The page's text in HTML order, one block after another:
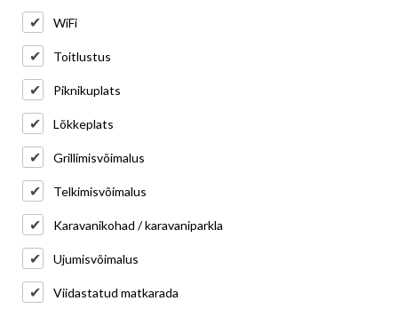
WiFi
Toitlustus
Piknikuplats
Lõkkeplats
Grillimisvõimalus
Telkimisvõimalus
Karavanikohad / karavaniparkla
Ujumisvõimalus
Viidastatud matkarada